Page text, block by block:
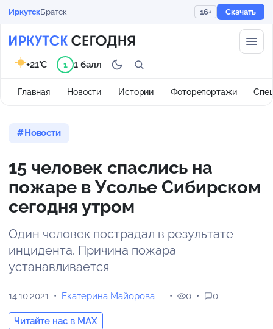
ИркутскБратск 16+ Скачать
Главная Новости Истории Фоторепортажи
+21°C 1 1 балл
Новости
15 человек спаслись на
пожаре в Усолье Сибирском
сегодня утром
Один человек пострадал в результате
инцидента. Причина пожара
устанавливается
14.10.2021 Екатерина Майорова
Читайте нас в MAX
0 0